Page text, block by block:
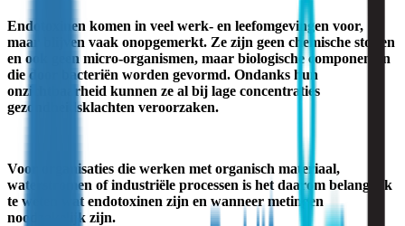
Endotoxinen komen in veel werk- en leefomgevingen voor,
maar blijven vaak onopgemerkt. Ze zijn geen chemische stoffen
en ook geen micro-organismen, maar biologische componenten
die door bacteriën worden gevormd. Ondanks hun
onzichtbaarheid kunnen ze al bij lage concentraties
gezondheidsklachten veroorzaken.
Voor organisaties die werken met organisch materiaal,
waterstromen of industriële processen is het daarom belangrijk
te weten wat endotoxinen zijn en wanneer metingen
noodzakelijk zijn.